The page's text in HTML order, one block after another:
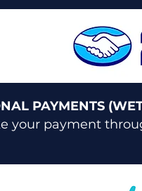
PAYMENTS
your payment